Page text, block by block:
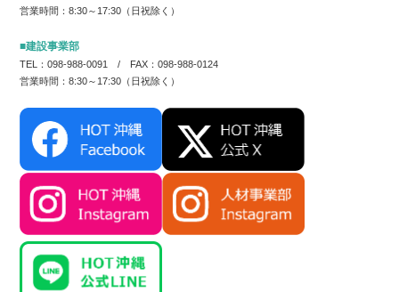
営業時間：8:30～17:30（日祝除く）
■建設事業部
TEL：098-988-0091 / FAX：098-988-0124
営業時間：8:30～17:30（日祝除く）